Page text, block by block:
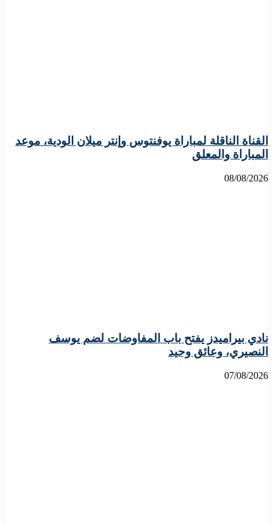
القناة الناقلة لمباراة يوفنتوس وإنتر ميلان الودية، موعد
المباراة والمعلق
08/08/2026
نادي بيراميدز يفتح باب المفاوضات لضم يوسف
النصيري، وعائق وحيد
07/08/2026